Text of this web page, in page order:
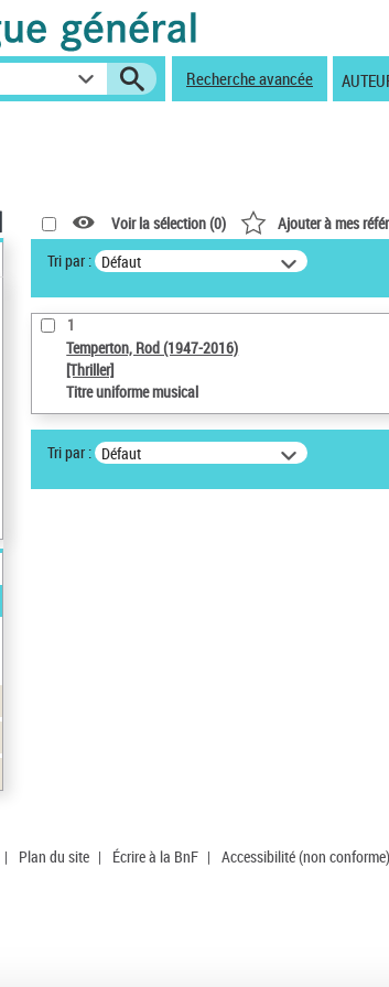
Recherche avancée
Voir la sélection (0) Ajouter à mes
Tri par : Défaut
1
Temperton, Rod (1947-2016)
[Thriller]
Titre uniforme musical
Tri par : Défaut
| Plan du site | Écrire à la BnF | Accessibilité (non conforme)